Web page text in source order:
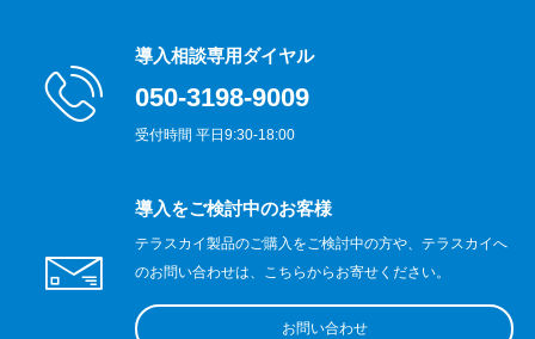
導入相談専用ダイヤル
050-3198-9009
受付時間 平日9:30-18:00
導入をご検討中のお客様
テラスカイ製品のご購入をご検討中の方や、テラスカイへ
のお問い合わせは、こちらからお寄せください。
お問い合わせ